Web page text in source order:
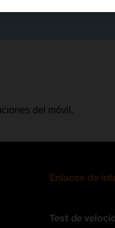
del móvil.
Enlaces de
Test de